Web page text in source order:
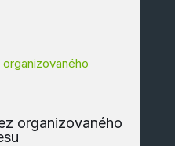
organizovaného